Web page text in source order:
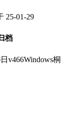
25-01-29
档
v466Windows桐